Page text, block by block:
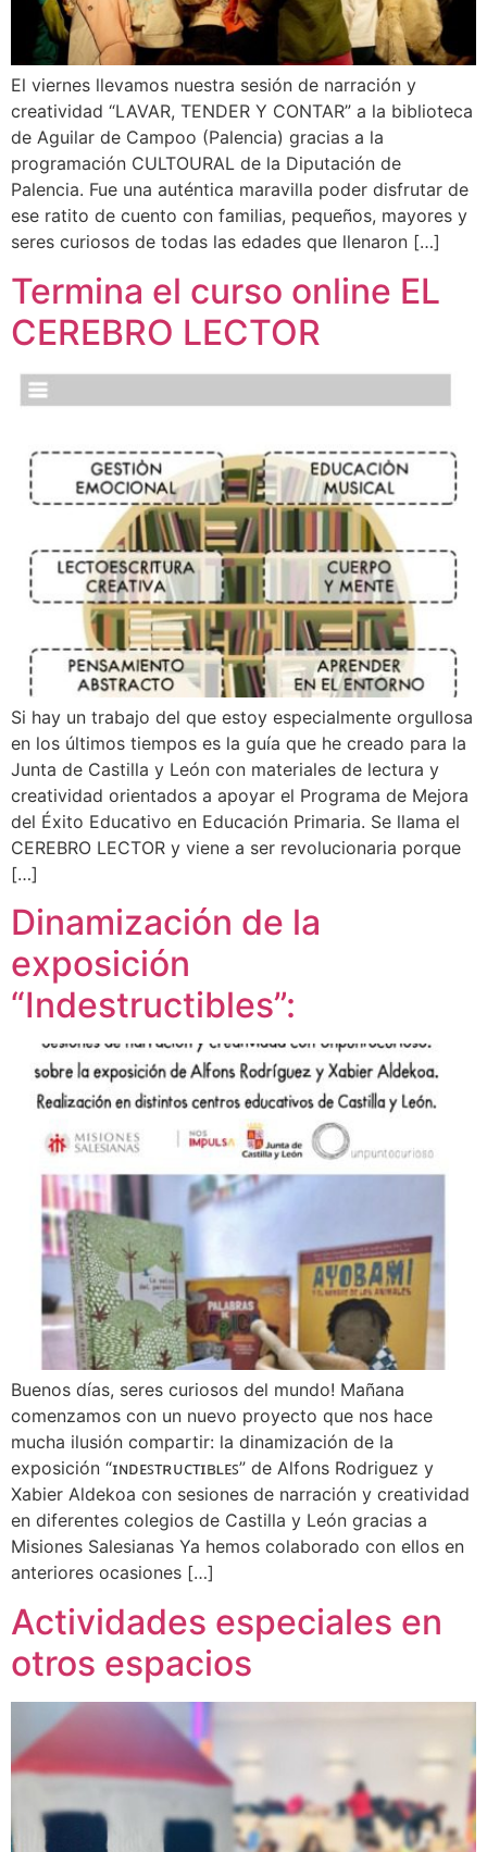
El viernes llevamos nuestra sesión de narración y
creatividad “LAVAR, TENDER Y CONTAR” a la biblioteca
de Aguilar de Campoo (Palencia) gracias a la
programación CULTOURAL de la Diputación de
Palencia. Fue una auténtica maravilla poder disfrutar de
ese ratito de cuento con familias, pequeños, mayores y
seres curiosos de todas las edades que llenaron […]
Termina el curso online EL
CEREBRO LECTOR
Si hay un trabajo del que estoy especialmente orgullosa
en los últimos tiempos es la guía que he creado para la
Junta de Castilla y León con materiales de lectura y
creatividad orientados a apoyar el Programa de Mejora
del Éxito Educativo en Educación Primaria. Se llama el
CEREBRO LECTOR y viene a ser revolucionaria porque
[…]
Dinamización de la
exposición
“Indestructibles”:
Buenos días, seres curiosos del mundo! Mañana
comenzamos con un nuevo proyecto que nos hace
mucha ilusión compartir: la dinamización de la
exposición “ɪɴᴅᴇꜱᴛʀᴜᴄᴛɪʙʟᴇꜱ” de Alfons Rodriguez y
Xabier Aldekoa con sesiones de narración y creatividad
en diferentes colegios de Castilla y León gracias a
Misiones Salesianas Ya hemos colaborado con ellos en
anteriores ocasiones […]
Actividades especiales en
otros espacios